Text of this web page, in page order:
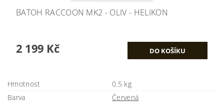
BATOH RACCOON MK2 - OLIV - HELIKON
2 199 Kč
Hmotnost
0.5 kg
Barva
Červená